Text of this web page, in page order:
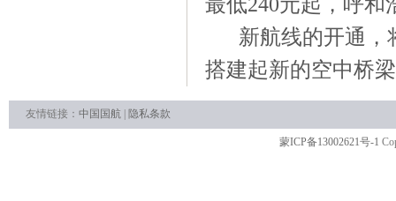
新航线的开通，
搭建起新的空中桥
友情链接： 中国国航 隐私条款
蒙ICP备13002621号-1